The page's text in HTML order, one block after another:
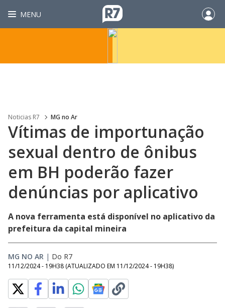
MENU
Noticias R7 MG no Ar
Vítimas de importunação
sexual dentro de ônibus
em BH poderão fazer
denúncias por aplicativo
A nova ferramenta está disponível no aplicativo da
prefeitura da capital mineira
MG NO AR | Do R7
11/12/2024 - 19H38 (ATUALIZADO EM 11/12/2024 - 19H38)